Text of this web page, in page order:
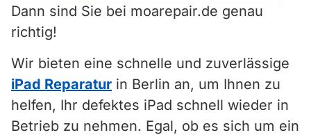
Dann sind Sie bei moarepair.de genau
richtig!
Wir bieten eine schnelle und zuverlässige
iPad Reparatur in Berlin an, um Ihnen zu
helfen, Ihr defektes iPad schnell wieder in
Betrieb zu nehmen. Egal, ob es sich um ein